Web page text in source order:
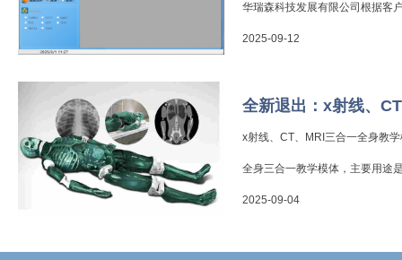
华瑞森科技发展有限公司根据客
2025-09-12
全新退出：x射线、
x射线、CT、MRI三合一全身教
全身三合一教学模体，主要用途
2025-09-04